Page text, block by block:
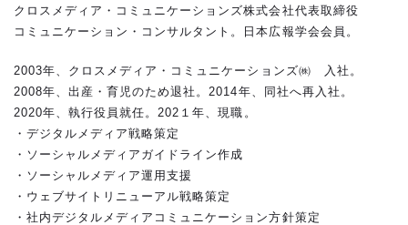
クロスメディア・コミュニケーションズ株式会社代表取締役
コミュニケーション・コンサルタント。日本広報学会会員。
2003年、クロスメディア・コミュニケーションズ㈱ 入社。
2008年、出産・育児のため退社。2014年、同社へ再入社。
2020年、執行役員就任。202１年、現職。
・デジタルメディア戦略策定
・ソーシャルメディアガイドライン作成
・ソーシャルメディア運用支援
・ウェブサイトリニューアル戦略策定
・社内デジタルメディアコミュニケーション方針策定